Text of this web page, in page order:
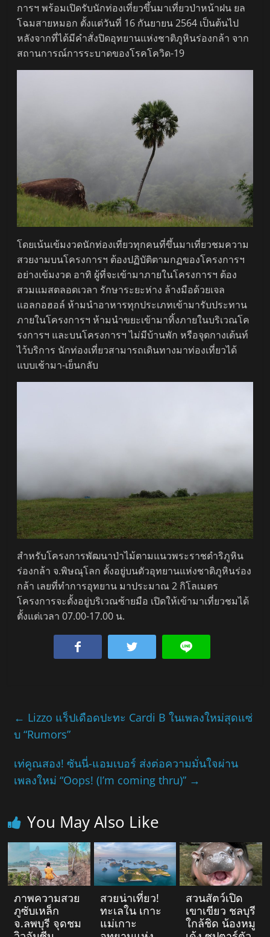
การฯ พร้อมเปิดรับนักท่องเที่ยวขึ้นมาเที่ยวป่าหน้าฝน ยล
โฉมสายหมอก ตั้งแต่วันที่ 16 กันยายน 2564 เป็นต้นไป
หลังจากที่ได้มีคำสั่งปิดอุทยานแห่งชาติภูหินร่องกล้า จาก
สถานการณ์การระบาดของโรคโควิด-19
โดยเน้นเข้มงวดนักท่องเที่ยวทุกคนที่ขึ้นมาเที่ยวชมความ
สวยงามบนโครงการฯ ต้องปฏิบัติตามกฏของโครงการฯ
อย่างเข้มงวด อาทิ ผู้ที่จะเข้ามาภายในโครงการฯ ต้อง
สวมแมสตลอดเวลา รักษาระยะห่าง ล้างมือด้วยเจล
แอลกอฮอล์ ห้ามนำอาหารทุกประเภทเข้ามารับประทาน
ภายในโครงการฯ ห้ามนำขยะเข้ามาทิ้งภายในบริเวณโค
รงการฯ และบนโครงการฯ ไม่มีบ้านพัก หรือจุดกางเต้นท์
ไว้บริการ นักท่องเที่ยวสามารถเดินทางมาท่องเที่ยวได้
แบบเช้ามา-เย็นกลับ
สำหรับโครงการพัฒนาป่าไม้ตามแนวพระราชดำริภูหิน
ร่องกล้า จ.พิษณุโลก ตั้งอยู่บนตัวอุทยานแห่งชาติภูหินร่อง
กล้า เลยที่ทำการอุทยาน มาประมาณ 2 กิโลเมตร
โครงการจะตั้งอยู่บริเวณซ้ายมือ เปิดให้เข้ามาเที่ยวชมได้
ตั้งแต่เวลา 07.00-17.00 น.
← Lizzo แร็ปเดือดปะทะ Cardi B ในเพลงใหม่สุดแซ่
บ “Rumors”
เท่คูณสอง! ซันนี่-แอมเบอร์ ส่งต่อความมั่นใจผ่าน
เพลงใหม่ “Oops! (I’m coming thru)​” →
You May Also Like
ภาพความสวย
ภูซับเหล็ก
จ.ลพบุรี จุดชม
สวยน่าเที่ยว!
ทะเลใน เกาะ
แม่เกาะ
สวนสัตว์เปิด
เขาเขียว ชลบุรี
ใกล้ชิด น้องหมู